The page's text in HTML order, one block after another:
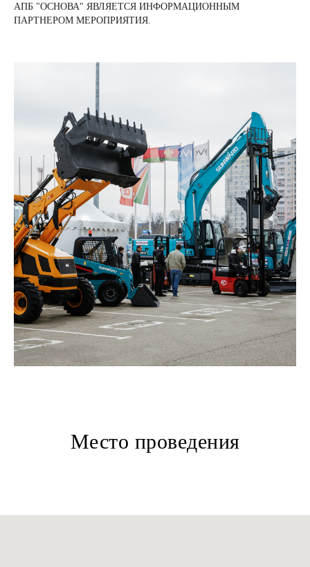
АПБ "ОСНОВА" ЯВЛЯЕТСЯ ИНФОРМАЦИОННЫМ
ПАРТНЕРОМ МЕРОПРИЯТИЯ.
Место проведения
Согласие на обработку персональных данных
Политика в отношении обработки персональных данных
+7 (495) 118 25 11
info@osnova.org.ru